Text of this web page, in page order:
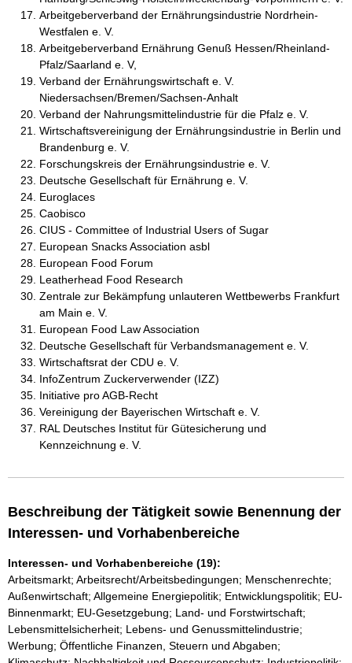
Arbeitgeberverband der Ernährungsindustrie Nordrhein-
Westfalen e. V.
Arbeitgeberverband Ernährung Genuß Hessen/Rheinland-
Pfalz/Saarland e. V,
Verband der Ernährungswirtschaft e. V.
Niedersachsen/Bremen/Sachsen-Anhalt
Verband der Nahrungsmittelindustrie für die Pfalz e. V.
Wirtschaftsvereinigung der Ernährungsindustrie in Berlin und
Brandenburg e. V.
Forschungskreis der Ernährungsindustrie e. V.
Deutsche Gesellschaft für Ernährung e. V.
Euroglaces
Caobisco
CIUS - Committee of Industrial Users of Sugar
European Snacks Association asbl
European Food Forum
Leatherhead Food Research
Zentrale zur Bekämpfung unlauteren Wettbewerbs Frankfurt
am Main e. V.
European Food Law Association
Deutsche Gesellschaft für Verbandsmanagement e. V.
Wirtschaftsrat der CDU e. V.
InfoZentrum Zuckerverwender (IZZ)
Initiative pro AGB-Recht
Vereinigung der Bayerischen Wirtschaft e. V.
RAL Deutsches Institut für Gütesicherung und
Kennzeichnung e. V.
Beschreibung der Tätigkeit sowie Benennung der
Interessen- und Vorhabenbereiche
Interessen- und Vorhabenbereiche (19):
Arbeitsmarkt; Arbeitsrecht/Arbeitsbedingungen; Menschenrechte;
Außenwirtschaft; Allgemeine Energiepolitik; Entwicklungspolitik; EU-
Binnenmarkt; EU-Gesetzgebung; Land- und Forstwirtschaft;
Lebensmittelsicherheit; Lebens- und Genussmittelindustrie;
Werbung; Öffentliche Finanzen, Steuern und Abgaben;